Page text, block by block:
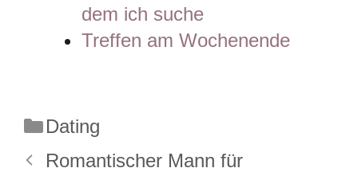
dem ich suche
Treffen am Wochenende
Kategorien
Dating
Romantischer Mann für